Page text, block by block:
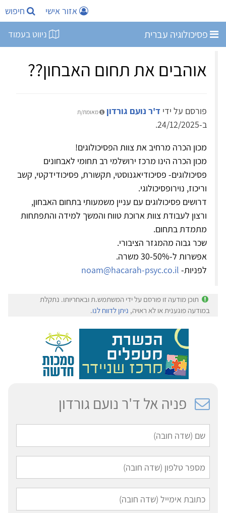
אזור אישי חיפוש
פסיכולוגיה עברית ניווט בעמוד
אוהבים את תחום האבחון??
פורסם על ידי ד'ר נועם גורדון מאומת/ת
ב-24/12/2025.
מכון הכרה מרחיב את צוות הפסיכולוגים!
מכון הכרה הינו מרכז ירושלמי רב תחומי לאבחונים
פסיכולוגים- פסיכודיאגנוסטי, תקשורת, פסיכודידקטי, קשב
וריכוז, נוירופסיכולוגי.
דרושים פסיכולוגים עם עניין משמעותי בתחום האבחון,
ורצון לעבודת צוות ארוכת טווח והמשך למידה והתפתחות
מתמדת בתחום.
שכר גבוה מהמגזר הציבורי.
אפשרות ל-30-50% משרה.
לפניות- noam@hacarah-psyc.co.il
תוכן מודעה זו פורסם על ידי המשתמש.ת ובאחריותו. נתקלת
במודעה פוגענית או לא ראויה, ניתן לדווח לנו.
פניה אל ד'ר נועם גורדון